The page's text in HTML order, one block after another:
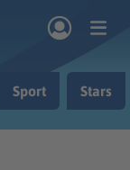
Sport Stars